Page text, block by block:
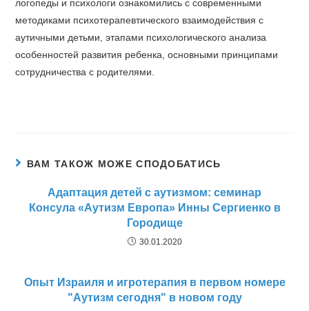
логопеды и психологи ознакомились с современными
методиками психотерапевтического взаимодействия с
аутичными детьми, этапами психологического анализа
особенностей развития ребенка, основными принципами
сотрудничества с родителями.
ВАМ ТАКОЖ МОЖЕ СПОДОБАТИСЬ
Адаптация детей с аутизмом: семинар
Консула «Аутизм Европа» Инны Сергиенко в
Городище
30.01.2020
Опыт Израиля и игротерапия в первом номере
"Аутизм сегодня" в новом году